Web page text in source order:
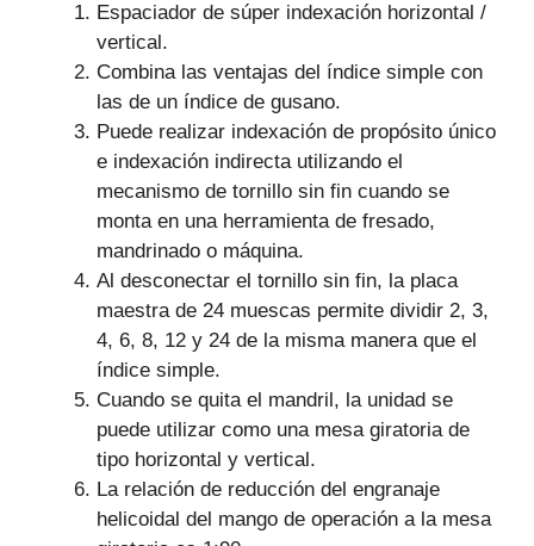
Espaciador de súper indexación horizontal /
vertical.
Combina las ventajas del índice simple con
las de un índice de gusano.
Puede realizar indexación de propósito único
e indexación indirecta utilizando el
mecanismo de tornillo sin fin cuando se
monta en una herramienta de fresado,
mandrinado o máquina.
Al desconectar el tornillo sin fin, la placa
maestra de 24 muescas permite dividir 2, 3,
4, 6, 8, 12 y 24 de la misma manera que el
índice simple.
Cuando se quita el mandril, la unidad se
puede utilizar como una mesa giratoria de
tipo horizontal y vertical.
La relación de reducción del engranaje
helicoidal del mango de operación a la mesa